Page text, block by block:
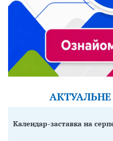
Календар-заставка на